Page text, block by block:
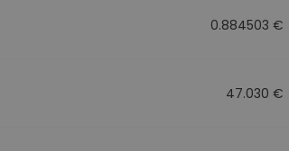
0.884503 €
47.030 €